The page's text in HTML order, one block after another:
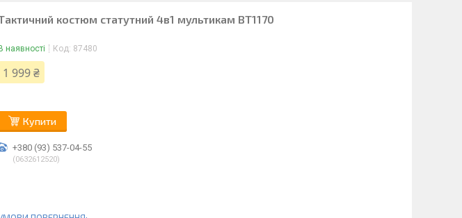
костюм статутний 4в1 мультикам ВТ1170
В наявності Код: 87480
1 999 ₴
Купити
+380 (93) 537-04-55
0632612520